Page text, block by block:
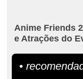
Anime Friends
e Atrações do
•